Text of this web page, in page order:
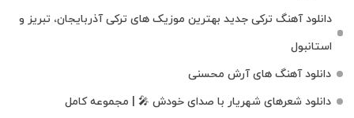
دانلود آهنگ ترکی جدید بهترین موزیک‌ های ترکی آذربایجان، تبریز و
استانبول
دانلود آهنگ های آرش محسنی
دانلود شعرهای شهریار با صدای خودش 🎤 | مجموعه کامل